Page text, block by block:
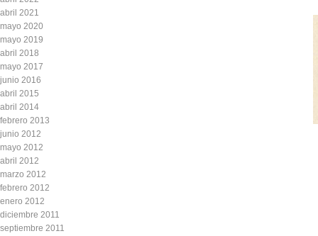
abril 2021
mayo 2020
mayo 2019
abril 2018
mayo 2017
junio 2016
abril 2015
abril 2014
febrero 2013
junio 2012
mayo 2012
abril 2012
marzo 2012
febrero 2012
enero 2012
diciembre 2011
septiembre 2011